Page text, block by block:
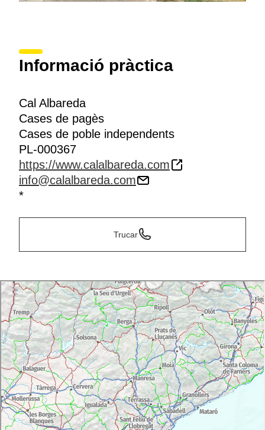
Informació pràctica
Cal Albareda
Cases de pagès
Cases de poble independents
PL-000367
https://www.calalbareda.com
info@calalbareda.com
*
Trucar